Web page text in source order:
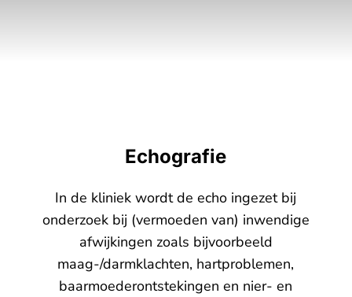
Echografie
In de kliniek wordt de echo ingezet bij
onderzoek bij (vermoeden van) inwendige
afwijkingen zoals bijvoorbeeld
maag-/darmklachten, hartproblemen,
baarmoederontstekingen en nier- en